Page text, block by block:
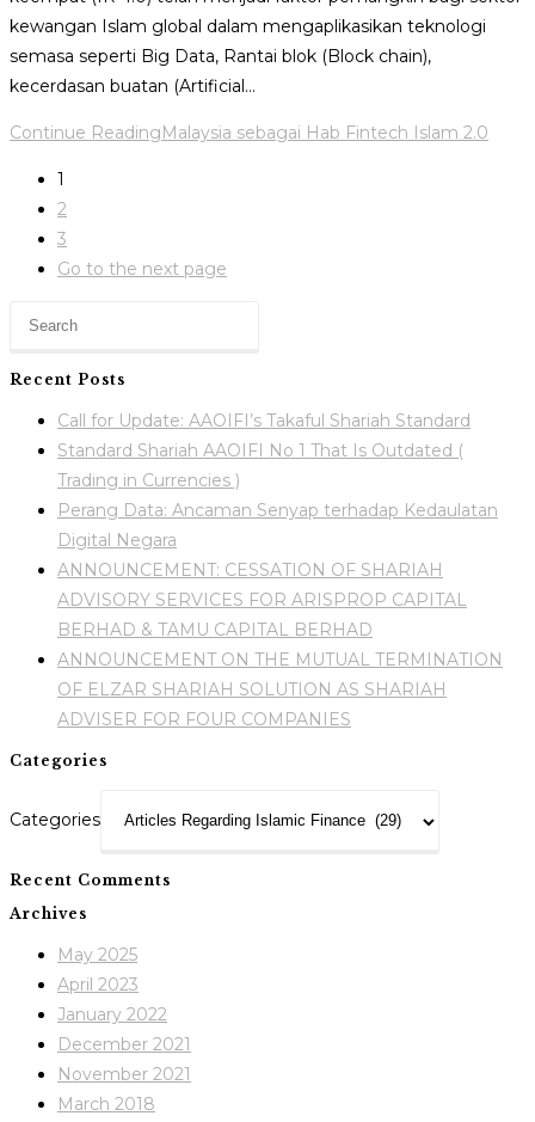
kewangan Islam global dalam mengaplikasikan teknologi
semasa seperti Big Data, Rantai blok (Block chain),
kecerdasan buatan (Artificial…
Continue ReadingMalaysia sebagai Hab Fintech Islam 2.0
1
2
3
Go to the next page
Recent Posts
Call for Update: AAOIFI’s Takaful Shariah Standard
Standard Shariah AAOIFI No 1 That Is Outdated (
Trading in Currencies )
Perang Data: Ancaman Senyap terhadap Kedaulatan
Digital Negara
ANNOUNCEMENT: CESSATION OF SHARIAH
ADVISORY SERVICES FOR ARISPROP CAPITAL
BERHAD & TAMU CAPITAL BERHAD
ANNOUNCEMENT ON THE MUTUAL TERMINATION
OF ELZAR SHARIAH SOLUTION AS SHARIAH
ADVISER FOR FOUR COMPANIES
Categories
Categories
Recent Comments
Archives
May 2025
April 2023
January 2022
December 2021
November 2021
March 2018